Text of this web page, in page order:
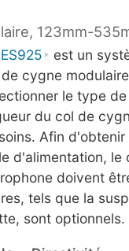
123mm-
ES925
est un
cygne
le type
du col de
Afin
d'alimentation, le
doivent
tels que la
sont optionnels.